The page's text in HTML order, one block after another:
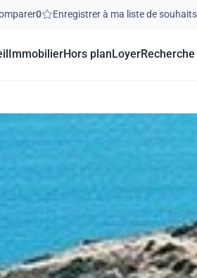
0 Enregistrer à ma liste de souhaits
ImmobilierHors plan Loyer